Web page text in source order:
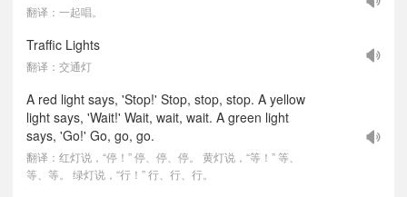
翻译：一起唱。
Traffic Lights
翻译：交通灯
A red light says, 'Stop!' Stop, stop, stop. A yellow
light says, 'Wait!' Wait, wait, wait. A green light
says, 'Go!' Go, go, go.
翻译：红灯说，“停！” 停、停、停。 黄灯说，“等！” 等、
等、等。 绿灯说，“行！” 行、行、行。